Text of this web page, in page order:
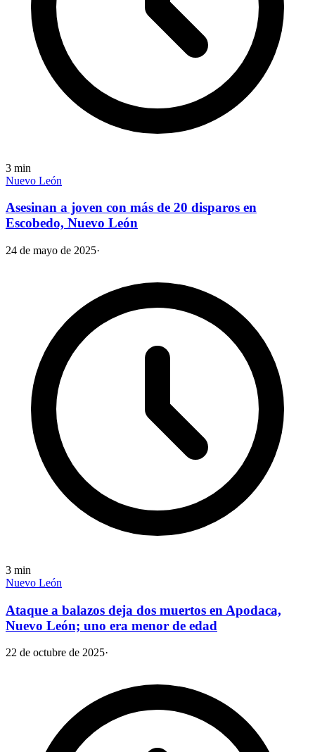
3 min
Nuevo León
Asesinan a joven con más de 20 disparos en
Escobedo, Nuevo León
24 de mayo de 2025·
3 min
Nuevo León
Ataque a balazos deja dos muertos en Apodaca,
Nuevo León; uno era menor de edad
22 de octubre de 2025·